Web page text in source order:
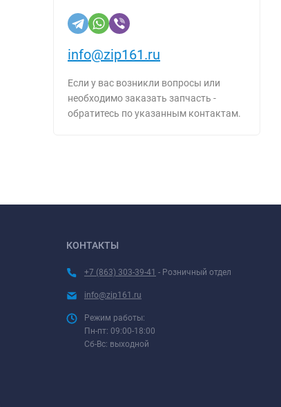
info@zip161.ru
Если у вас возникли вопросы или
необходимо заказать запчасть -
обратитесь по указанным контактам.
КОНТАКТЫ
+7 (863) 303-39-41 - Розничный отдел
info@zip161.ru
Режим работы:
Пн-пт: 09:00-18:00
Сб-Вс: выходной